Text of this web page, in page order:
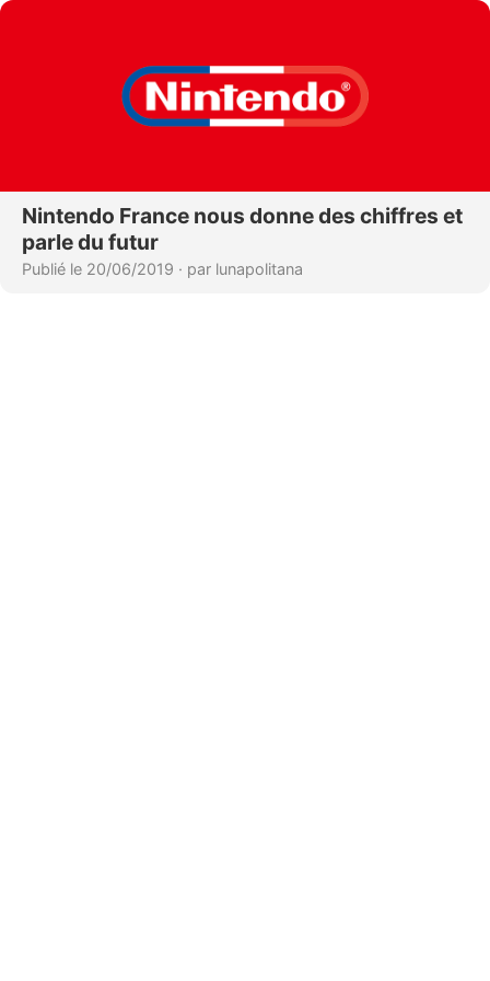
Nintendo France nous donne des chiffres et
parle du futur
Publié le 20/06/2019 · par lunapolitana